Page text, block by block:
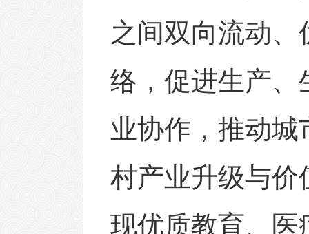
之间双向流动
络，促进生产、
业协作，推动
村产业升级与价
现优质教育、医